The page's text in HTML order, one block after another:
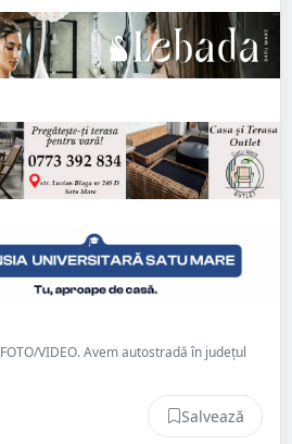
FOTO/VIDEO. Avem autostradă în județul
Salvează